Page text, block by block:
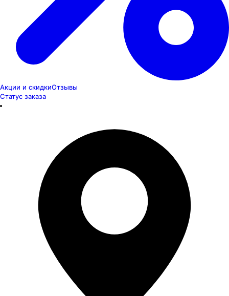
Акции и скидкиОтзывы
Статус заказа